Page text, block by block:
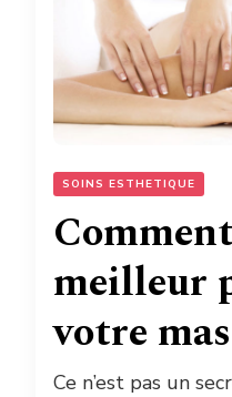
SOINS ESTHETIQUE
meilleur
votre
Ce n’est pas un